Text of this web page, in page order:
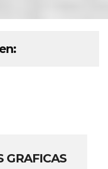
GRAFICAS